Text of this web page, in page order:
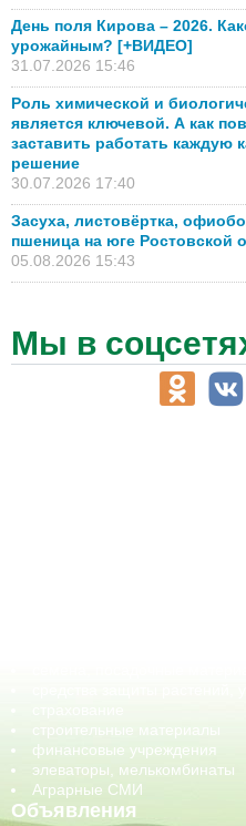
День поля Кирова – 2026.
урожайным? [+ВИДЕО]
31.07.2026 15:46
Роль химической и
является ключевой. А как
заставить работать каждую
решение
30.07.2026 17:40
Засуха, листовёртка,
пшеница на юге Ростовской
05.08.2026 15:43
Мы в
строительные материалы
финансовые учреждения
элеваторы, мелькомбинаты
Аграрные СМИ
Объявления